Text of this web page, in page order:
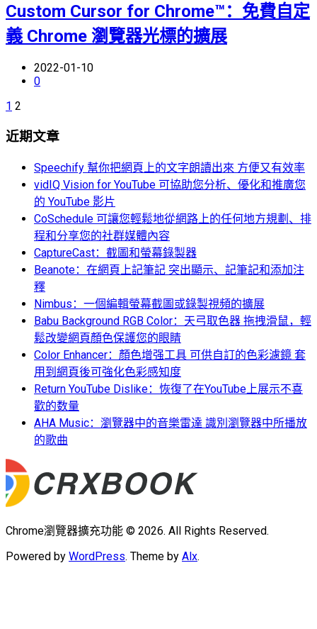
Custom Cursor for Chrome™：免費自定
義 Chrome 瀏覽器光標的擴展
2022-01-10
0
1 2
近期文章
Speechify 幫你把網頁上的文字朗讀出來 方便又有效率
vidIQ Vision for YouTube 可協助您分析、優化和推廣您
的 YouTube 影片
CoSchedule 可讓您輕鬆地從網路上的任何地方規劃、排
程和分享您的社群媒體內容
CaptureCast：截圖和螢幕錄製器
Beanote：在網頁上記筆記 突出顯示、記筆記和添加注
釋
Nimbus：一個編輯螢幕截圖或錄製視頻的擴展
Babu Background RGB Color：天弓取色器 拖拽滑鼠，輕
鬆改變網頁顏色保護您的眼睛
Color Enhancer：顏色增强工具 可供自訂的色彩濾鏡 套
用到網頁後可強化色彩感知度
Return YouTube Dislike：恢復了在YouTube上展示不喜
歡的数量
AHA Music：瀏覽器中的音樂雷達 識別瀏覽器中所播放
的歌曲
Chrome瀏覽器擴充功能 © 2026. All Rights Reserved.
Powered by WordPress. Theme by Alx.